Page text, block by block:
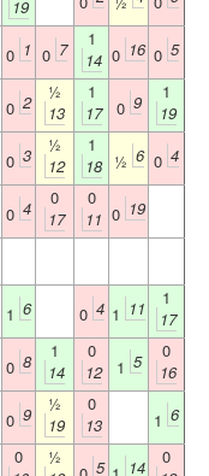
19
0 1 0 7
1
14 0 16 0 5
0 2
½
13
1
17
0 9
1
19
0 3
½
12
1
18
½ 6 0 4
0 4
0
17
0
11 0 19
1 6 0 4 1 11
1
17
0 8
1
14
0
12
1 5
0
16
0 9
½
19
0
13
1 6
0
½
5 14
0